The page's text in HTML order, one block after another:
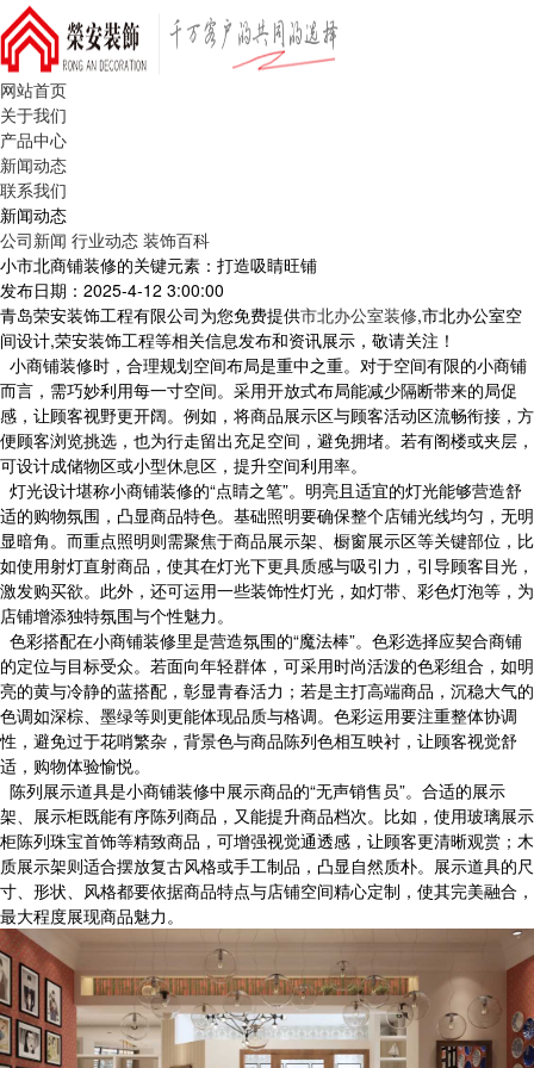
网站首页
关于我们
产品中心
新闻动态
联系我们
新闻动态
公司新闻 行业动态 装饰百科
小市北商铺装修的关键元素：打造吸睛旺铺
发布日期：2025-4-12 3:00:00
青岛荣安装饰工程有限公司为您免费提供市北办公室装修,市北办公室空
间设计,荣安装饰工程等相关信息发布和资讯展示，敬请关注！
小商铺装修时，合理规划空间布局是重中之重。对于空间有限的小商铺
而言，需巧妙利用每一寸空间。采用开放式布局能减少隔断带来的局促
感，让顾客视野更开阔。例如，将商品展示区与顾客活动区流畅衔接，方
便顾客浏览挑选，也为行走留出充足空间，避免拥堵。若有阁楼或夹层，
可设计成储物区或小型休息区，提升空间利用率。
灯光设计堪称小商铺装修的“点睛之笔”。明亮且适宜的灯光能够营造舒
适的购物氛围，凸显商品特色。基础照明要确保整个店铺光线均匀，无明
显暗角。而重点照明则需聚焦于商品展示架、橱窗展示区等关键部位，比
如使用射灯直射商品，使其在灯光下更具质感与吸引力，引导顾客目光，
激发购买欲。此外，还可运用一些装饰性灯光，如灯带、彩色灯泡等，为
店铺增添独特氛围与个性魅力。
色彩搭配在小商铺装修里是营造氛围的“魔法棒”。色彩选择应契合商铺
的定位与目标受众。若面向年轻群体，可采用时尚活泼的色彩组合，如明
亮的黄与冷静的蓝搭配，彰显青春活力；若是主打高端商品，沉稳大气的
色调如深棕、墨绿等则更能体现品质与格调。色彩运用要注重整体协调
性，避免过于花哨繁杂，背景色与商品陈列色相互映衬，让顾客视觉舒
适，购物体验愉悦。
陈列展示道具是小商铺装修中展示商品的“无声销售员”。合适的展示
架、展示柜既能有序陈列商品，又能提升商品档次。比如，使用玻璃展示
柜陈列珠宝首饰等精致商品，可增强视觉通透感，让顾客更清晰观赏；木
质展示架则适合摆放复古风格或手工制品，凸显自然质朴。展示道具的尺
寸、形状、风格都要依据商品特点与店铺空间精心定制，使其完美融合，
最大程度展现商品魅力。